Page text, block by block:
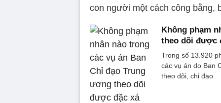
con người một cách công bằng,
Không phạm
theo dõi được
Trong số 13.920
các vụ án do Ban
theo dõi, chỉ đạo.